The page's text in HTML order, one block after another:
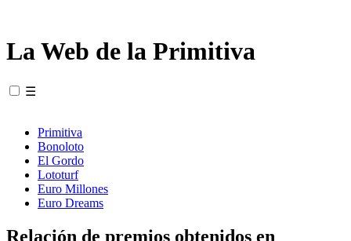
La Web de la Primitiva
☰
Primitiva
Bonoloto
El Gordo
Lototurf
Euro Millones
Euro Dreams
Relación de premios obtenidos en